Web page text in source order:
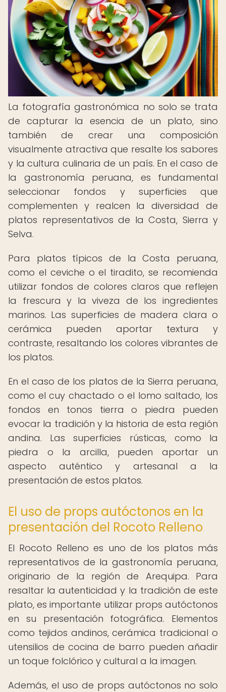
La fotografía gastronómica no solo se trata
de capturar la esencia de un plato, sino
también de crear una composición
visualmente atractiva que resalte los sabores
y la cultura culinaria de un país. En el caso de
la gastronomía peruana, es fundamental
seleccionar fondos y superficies que
complementen y realcen la diversidad de
platos representativos de la Costa, Sierra y
Selva.
Para platos típicos de la Costa peruana,
como el ceviche o el tiradito, se recomienda
utilizar fondos de colores claros que reflejen
la frescura y la viveza de los ingredientes
marinos. Las superficies de madera clara o
cerámica pueden aportar textura y
contraste, resaltando los colores vibrantes de
los platos.
En el caso de los platos de la Sierra peruana,
como el cuy chactado o el lomo saltado, los
fondos en tonos tierra o piedra pueden
evocar la tradición y la historia de esta región
andina. Las superficies rústicas, como la
piedra o la arcilla, pueden aportar un
aspecto auténtico y artesanal a la
presentación de estos platos.
El uso de props autóctonos en la
presentación del Rocoto Relleno
El Rocoto Relleno es uno de los platos más
representativos de la gastronomía peruana,
originario de la región de Arequipa. Para
resaltar la autenticidad y la tradición de este
plato, es importante utilizar props autóctonos
en su presentación fotográfica. Elementos
como tejidos andinos, cerámica tradicional o
utensilios de cocina de barro pueden añadir
un toque folclórico y cultural a la imagen.
Además, el uso de props autóctonos no solo